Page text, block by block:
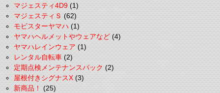
マジェスティ4D9(1)
マジェスティＳ(62)
モビスターヤマハ(1)
ヤマハヘルメットやウェアなど(4)
ヤマハレインウェア(1)
レンタル自転車(2)
定期点検メンテナンスパック(2)
屋根付きシグナスX(3)
新商品！(25)